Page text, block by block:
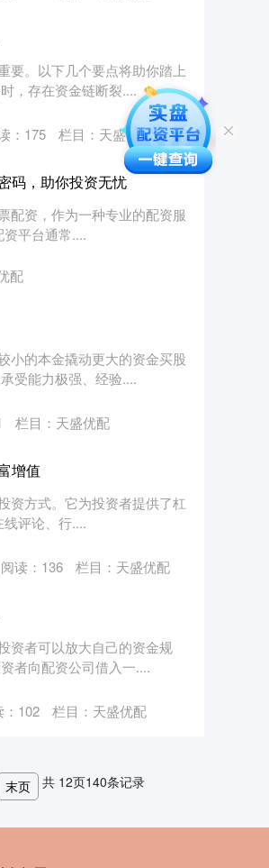
要。以下几个要点将助你踏上
，存在资金链断裂....
： 175 栏目： 天盛优配
码，助你投资无忧
配资，作为一种专业的配资服
平台通常....
配
小的本金撬动更大的资金买股
受能力极强、经验....
栏目： 天盛优配
增值
资方式。它为投资者提供了杠
评论、行....
阅读： 136 栏目： 天盛优配
资者可以放大自己的资金规
者向配资公司借入一....
102 栏目： 天盛优配
末页 共 12页140条记录